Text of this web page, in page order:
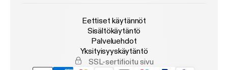
Eettiset käytännöt
Sisältökäytäntö
Palveluehdot
Yksityisyyskäytäntö
SSL-sertifioitu sivu